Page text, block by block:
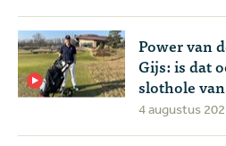
Power van
Gijs: is dat
slothole
4 augustus